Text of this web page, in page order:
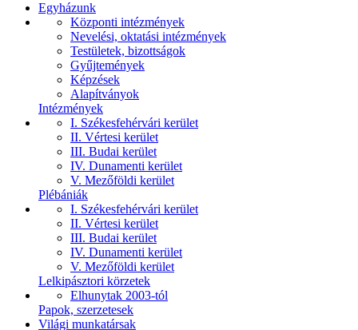
Egyházunk
Központi intézmények
Nevelési, oktatási intézmények
Testületek, bizottságok
Gyűjtemények
Képzések
Alapítványok
Intézmények
I. Székesfehérvári kerület
II. Vértesi kerület
III. Budai kerület
IV. Dunamenti kerület
V. Mezőföldi kerület
Plébániák
I. Székesfehérvári kerület
II. Vértesi kerület
III. Budai kerület
IV. Dunamenti kerület
V. Mezőföldi kerület
Lelkipásztori körzetek
Elhunytak 2003-tól
Papok, szerzetesek
Világi munkatársak